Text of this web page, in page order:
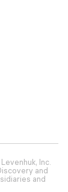
Inc.
and
and